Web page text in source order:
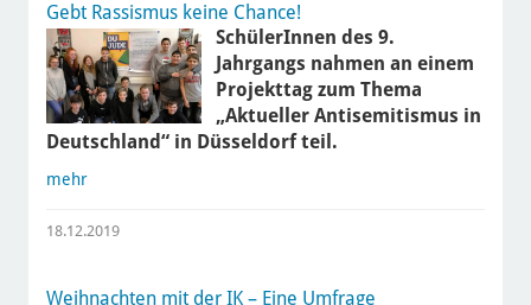
Gebt Rassismus keine Chance!
SchülerInnen des 9.
Jahrgangs nahmen an einem
Projekttag zum Thema
„Aktueller Antisemitismus in
Deutschland“ in Düsseldorf teil.
mehr
18.12.2019
Weihnachten mit der IK – Eine Umfrage